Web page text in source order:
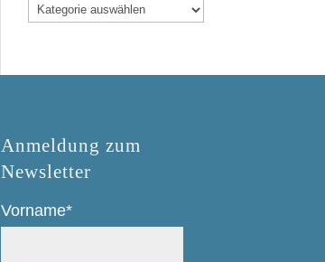
Kategorien
Anmeldung zum
Newsletter
Vorname*